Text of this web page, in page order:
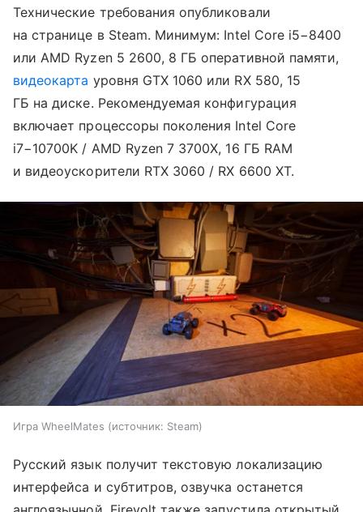
Технические требования опубликовали
на странице в Steam. Минимум: Intel Core i5−8400
или AMD Ryzen 5 2600, 8 ГБ оперативной памяти,
видеокарта уровня GTX 1060 или RX 580, 15
ГБ на диске. Рекомендуемая конфигурация
включает процессоры поколения Intel Core
i7−10700K / AMD Ryzen 7 3700X, 16 ГБ RAM
и видеоускорители RTX 3060 / RX 6600 XT.
Игра WheelMates источник: Steam
Русский язык получит текстовую локализацию
интерфейса и субтитров, озвучка останется